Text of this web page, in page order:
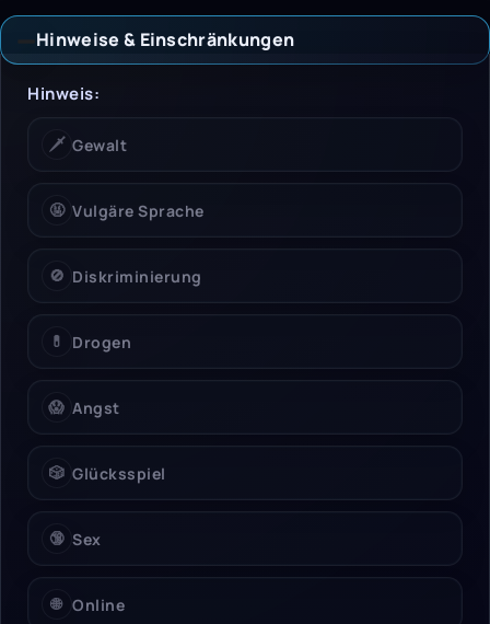
Hinweise & Einschränkungen
Hinweise &
Hinweis:
🗡️ Gewalt
🤬 Vulgäre Sprache
🚫 Diskriminierung
💊 Drogen
😱 Angst
🎲 Glücksspiel
🔞 Sex
🌐 Online